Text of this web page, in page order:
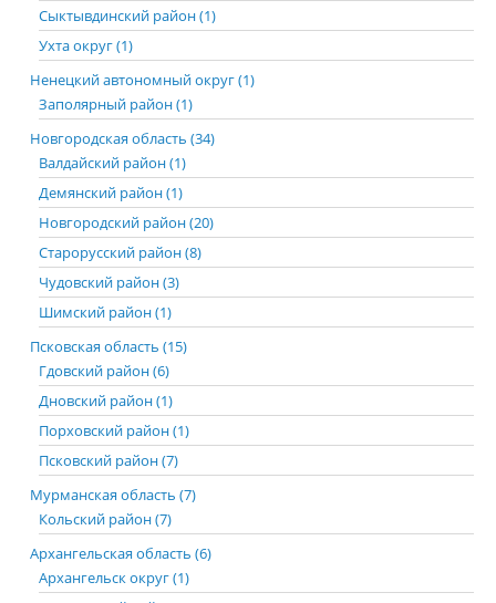
Сыктывдинский район (1)
Ухта округ (1)
Ненецкий автономный округ (1)
Заполярный район (1)
Новгородская область (34)
Валдайский район (1)
Демянский район (1)
Новгородский район (20)
Старорусский район (8)
Чудовский район (3)
Шимский район (1)
Псковская область (15)
Гдовский район (6)
Дновский район (1)
Порховский район (1)
Псковский район (7)
Мурманская область (7)
Кольский район (7)
Архангельская область (6)
Архангельск округ (1)